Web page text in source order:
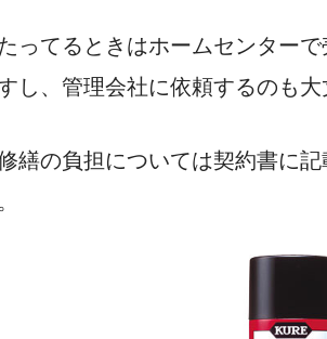
ってるときはホームセンター
し、管理会社に依頼するのも大
繕の負担については契約書に